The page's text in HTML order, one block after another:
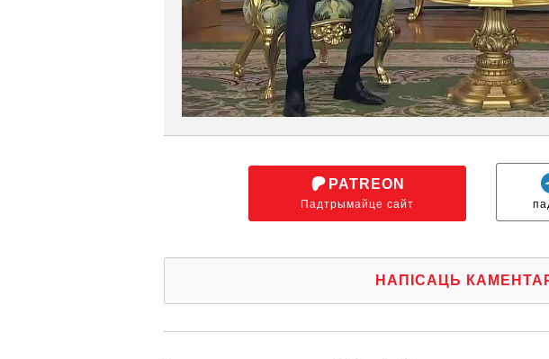
PATREON
Падтрымайце сайт
НАПІСАЦЬ